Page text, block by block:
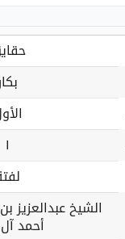
١
الشيخ عبدالعزيز
أحمد